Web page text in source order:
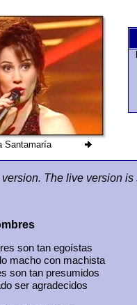
Santamaría
The live version
son tan egoístas
macho con machista
son tan presumidos
ser agradecidos